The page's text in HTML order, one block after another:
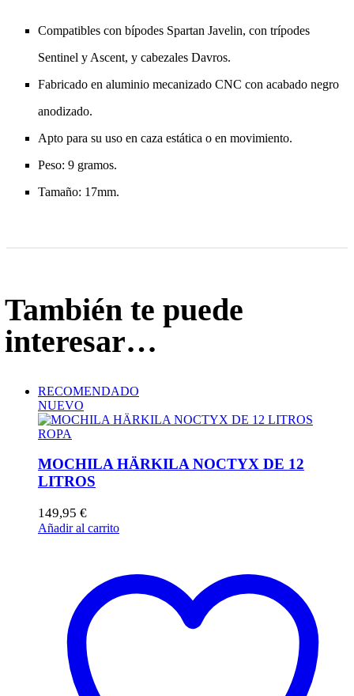
Compatibles con bípodes Spartan Javelin, con trípodes
Sentinel y Ascent, y cabezales Davros.
Fabricado en aluminio mecanizado CNC con acabado negro
anodizado.
Apto para su uso en caza estática o en movimiento.
Peso: 9 gramos.
Tamaño: 17mm.
También te puede
interesar…
RECOMENDADO
NUEVO
ROPA
MOCHILA HÄRKILA NOCTYX DE 12
LITROS
149,95 €
Añadir al carrito